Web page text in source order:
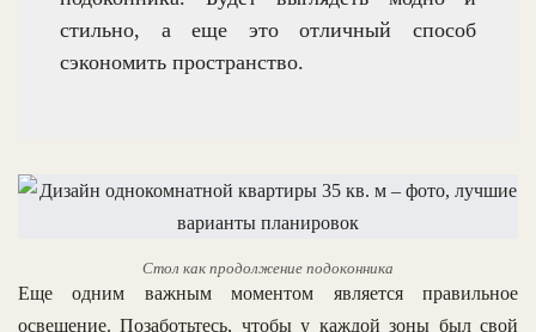
стильно, а еще это отличный способ
сэкономить пространство.
Стол как продолжение подоконника
Еще одним важным моментом является правильное
освещение. Позаботьтесь, чтобы у каждой зоны был свой